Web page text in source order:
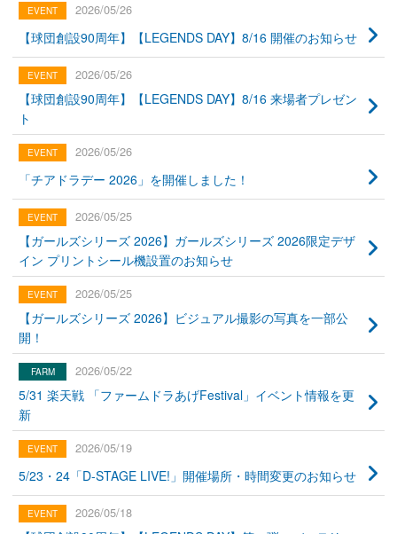
2026/05/26
【球団創設90周年】【LEGENDS DAY】8/16 開催のお知らせ
2026/05/26
【球団創設90周年】【LEGENDS DAY】8/16 来場者プレゼン
ト
2026/05/26
「チアドラデー 2026」を開催しました！
2026/05/25
【ガールズシリーズ 2026】ガールズシリーズ 2026限定デザ
イン プリントシール機設置のお知らせ
2026/05/25
【ガールズシリーズ 2026】ビジュアル撮影の写真を一部公
開！
2026/05/22
5/31 楽天戦 「ファームドラあげFestival」イベント情報を更
新
2026/05/19
5/23・24「D-STAGE LIVE!」開催場所・時間変更のお知らせ
2026/05/18